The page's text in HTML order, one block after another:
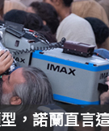
，諾蘭直言